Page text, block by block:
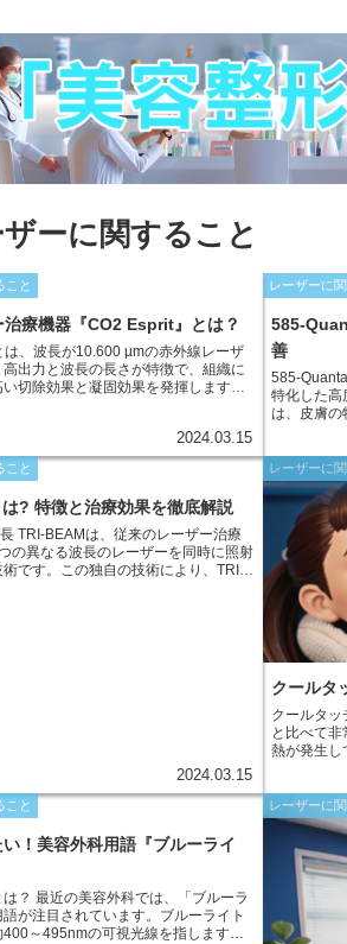
ザーに関すること
こと
療機器『CO2 Esprit』とは？
は、波長が10.600 µmの赤外線レーザ
出力と波長の長さが特徴で、組織に
切除効果と凝固効果を発揮します。
に変換されて組織を切除したり、凝固
この性質により、出血の少ない切開
にくい治療が可能となります。
2024.03.15
レーザーに
585-
善
585-
特化した高
は、皮膚の
密に届け
やしつこ
胞を効果的
は、他のレ
の問題にも
こと
? 特徴と治療効果を徹底解説
治療
の異なる波長のレーザーを同時に照射
です。この独自の技術により、TRI-
2024.03.15
レーザーに
クールタ
クールタ
と比べて非
熱が発生し
たが、ク
膚を冷却し
す。そのた
し、ダウ
チレーザ
にも到達
す。
こと
！美容外科用語『ブルーライ
「ブルーラ
が注目されています。ブルーライト
400～495nmの可視光線を指します。
レーザーに